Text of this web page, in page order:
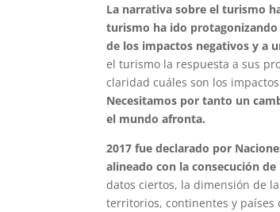
La narrativa sobre el turismo
turismo ha ido
de los impactos negativos y a
el turismo la respuesta a sus
claridad cuáles son los
Necesitamos por tanto un
el mundo afronta.
2017 fue declarado por
alineado con la consecución
datos ciertos, la dimensión de
territorios, continentes y